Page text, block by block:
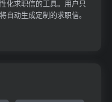
化求职信的工具。用户只
动生成定制的求职信。